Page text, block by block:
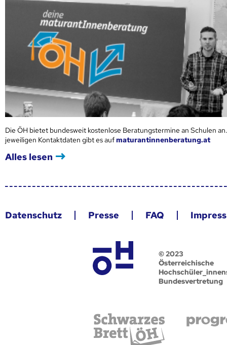
Die ÖH bietet bundesweit kostenlose Beratungstermine an Schulen
jeweiligen Kontaktdaten gibt es aufmaturantinnenberatung.at
Alles lesen
Datenschutz Presse FAQ
© 2023
Österreichische
Bundesvertretung